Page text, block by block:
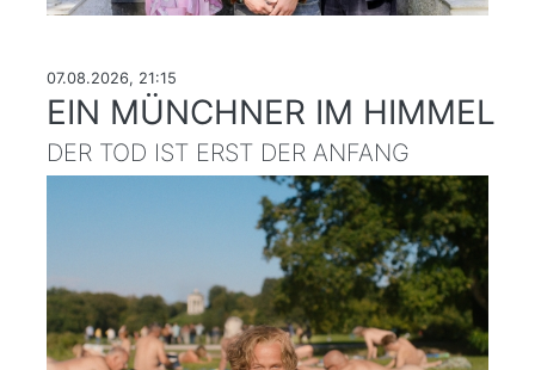
07.08.2026, 21:15
EIN MÜNCHNER IM HIMMEL
DER TOD IST ERST DER ANFANG